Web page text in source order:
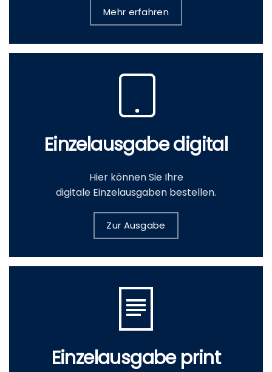
Mehr erfahren
Einzelausgabe digital
Hier können Sie Ihre
digitale Einzelausgaben bestellen.
Zur Ausgabe
Einzelausgabe print